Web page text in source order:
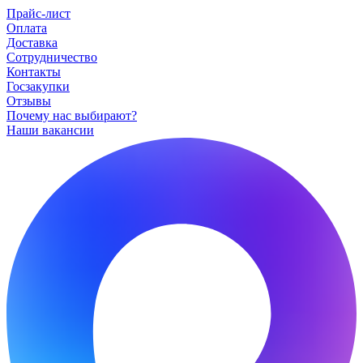
Прайс-лист
Оплата
Доставка
Сотрудничество
Контакты
Госзакупки
Отзывы
Почему нас выбирают?
Наши вакансии